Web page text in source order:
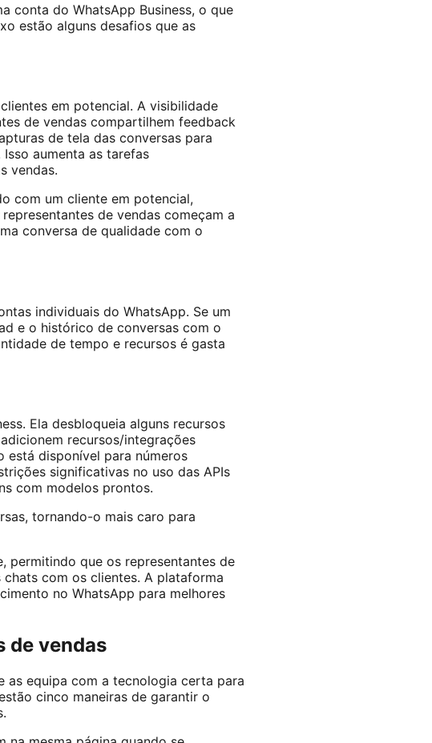
conta do WhatsApp Business, o que
estão alguns desafios que as
em potencial. A visibilidade
de vendas compartilhem feedback
de tela das conversas para
aumenta as tarefas
vendas.
com um cliente em potencial,
de vendas começam a
conversa de qualidade com o
individuais do WhatsApp. Se um
e o histórico de conversas com o
de tempo e recursos é gasta
Ela desbloqueia alguns recursos
recursos/integrações
está disponível para números
significativas no uso das APIs
com modelos prontos.
tornando-o mais caro para
permitindo que os representantes de
com os clientes. A plataforma
no WhatsApp para melhores
de vendas
as equipa com a tecnologia certa para
cinco maneiras de garantir o